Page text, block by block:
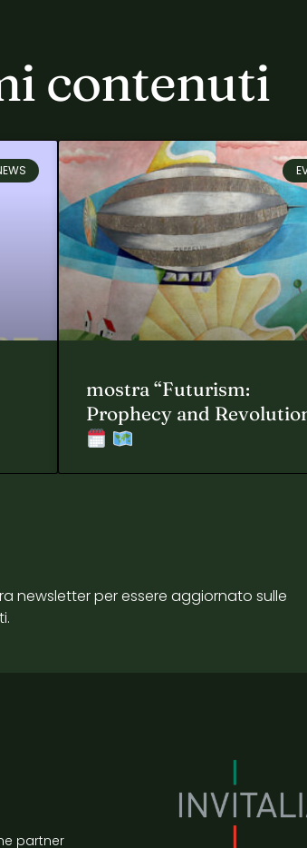
contenuti
mostra “Futurism:
Prophecy and
newsletter per essere aggiornato sulle
partner